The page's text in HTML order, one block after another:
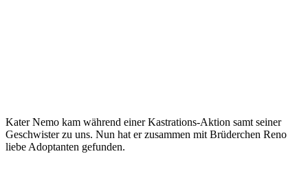
Kater Nemo kam während einer Kastrations-Aktion samt seiner
Geschwister zu uns. Nun hat er zusammen mit Brüderchen Reno
liebe Adoptanten gefunden.